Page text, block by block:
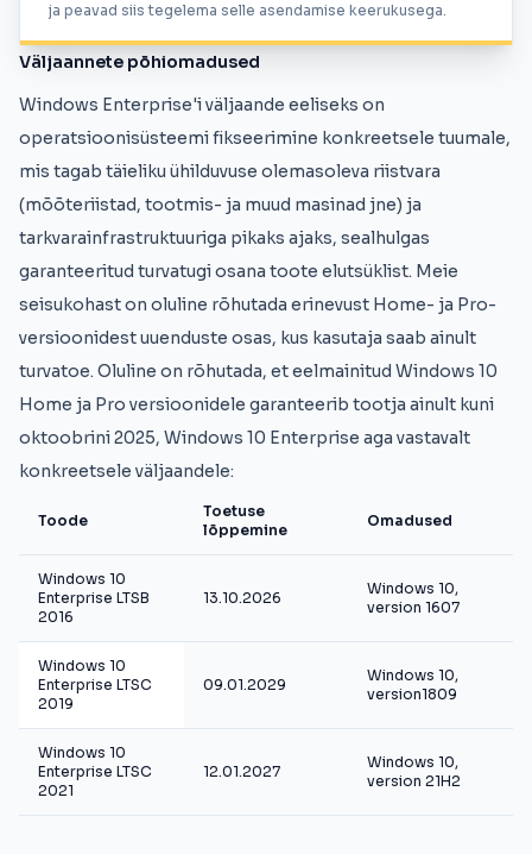
ja peavad siis tegelema selle asendamise keerukusega.
Väljaannete põhiomadused
Windows Enterprise'i väljaande eeliseks on
operatsioonisüsteemi fikseerimine konkreetsele tuumale,
mis tagab täieliku ühilduvuse olemasoleva riistvara
(mõõteriistad, tootmis- ja muud masinad jne) ja
tarkvarainfrastruktuuriga pikaks ajaks, sealhulgas
garanteeritud turvatugi osana toote elutsüklist. Meie
seisukohast on oluline rõhutada erinevust Home- ja Pro-
versioonidest uuenduste osas, kus kasutaja saab ainult
turvatoe. Oluline on rõhutada, et eelmainitud Windows 10
Home ja Pro versioonidele garanteerib tootja ainult kuni
oktoobrini 2025, Windows 10 Enterprise aga vastavalt
konkreetsele väljaandele:
Toode
Toetuse
lõppemine
Omadused
Windows 10
Enterprise LTSB
2016
13.10.2026
Windows 10,
version 1607
Windows 10
Enterprise LTSC
2019
09.01.2029
Windows 10,
version1809
Windows 10
Enterprise LTSC
2021
12.01.2027
Windows 10,
version 21H2